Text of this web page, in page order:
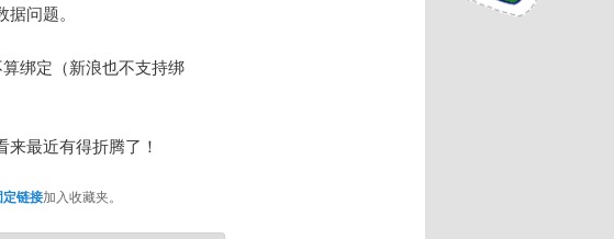
问题。
绑定（新浪也不支持绑
最近有得折腾了！
链接加入收藏夹。